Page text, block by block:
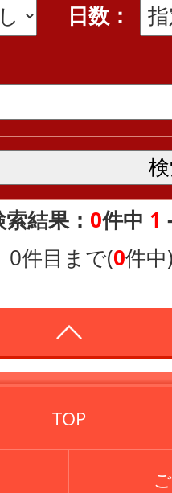
日数：
結果： 0件中 1
0件目まで(0件中
TOP